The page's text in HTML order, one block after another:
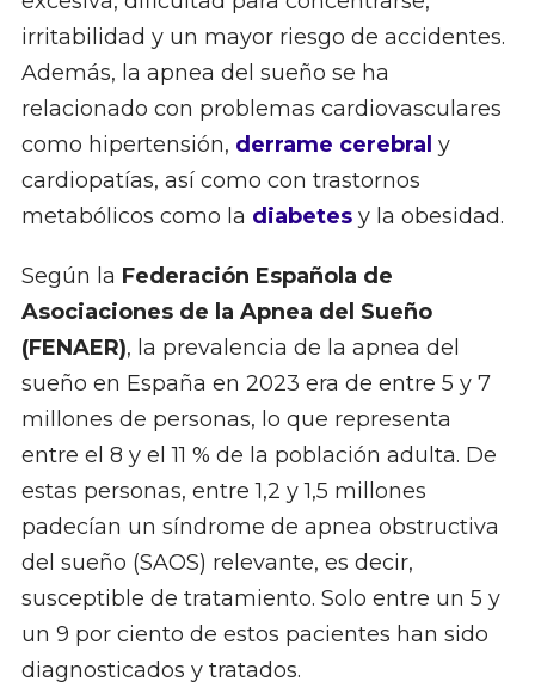
irritabilidad y un mayor riesgo de accidentes.
Además, la apnea del sueño se ha
relacionado con problemas cardiovasculares
como hipertensión, derrame cerebral y
cardiopatías, así como con trastornos
metabólicos como la diabetesy la obesidad.
Según la Federación Española de
Asociaciones de la Apnea del Sueño
(FENAER), la prevalencia de la apnea del
sueño en España en 2023 era de entre 5 y 7
millones de personas, lo que representa
entre el 8 y el 11 % de la población adulta. De
estas personas, entre 1,2 y 1,5 millones
padecían un síndrome de apnea obstructiva
del sueño (SAOS) relevante, es decir,
susceptible de tratamiento. Solo entre un 5 y
un 9 por ciento de estos pacientes han sido
diagnosticados y tratados.